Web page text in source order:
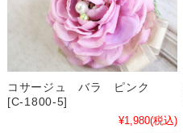
コサージュ バラ ピンク
[C-1800-5]
¥1,980(税込)